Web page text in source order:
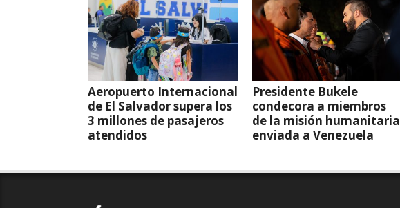
Aeropuerto Internacional
de El Salvador supera los
3 millones de pasajeros
atendidos
Presidente Bukele
condecora a miembros
de la misión humanitaria
enviada a Venezuela